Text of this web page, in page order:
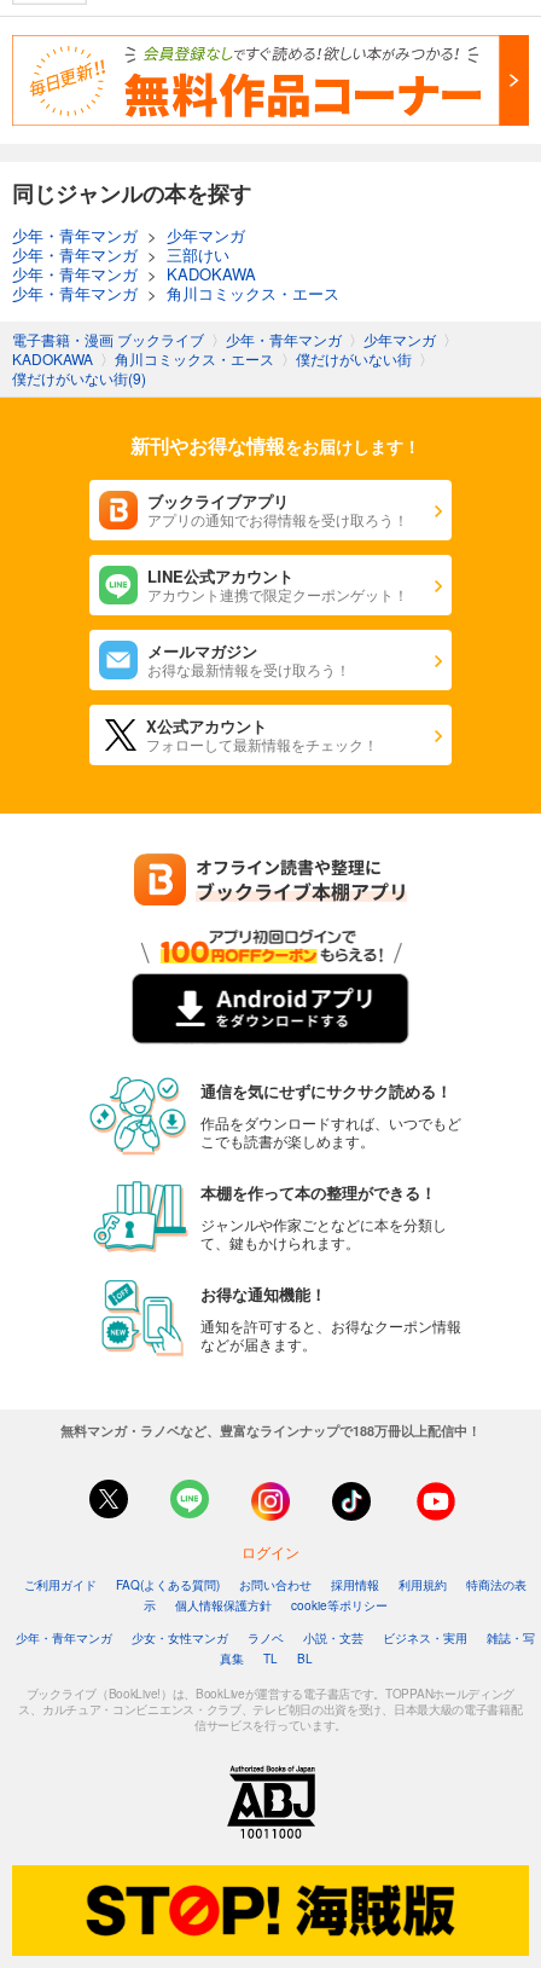
同じジャンルの本を探す
少年・青年マンガ> 少年マンガ
少年・青年マンガ> 三部けい
少年・青年マンガ> KADOKAWA
少年・青年マンガ> 角川コミックス・エース
電子書籍・漫画 ブックライブ 〉 少年・青年マンガ 〉 少年マンガ 〉
KADOKAWA 〉 角川コミックス・エース 〉 僕だけがいない街 〉
僕だけがいない街(9)
新刊やお得な情報をお届けします！
ブックライブアプリ
アプリの通知でお得情報を受け取ろう！
LINE公式アカウント
アカウント連携で限定クーポンゲット！
メールマガジン
お得な最新情報を受け取ろう！
X公式アカウント
フォローして最新情報をチェック！
通信を気にせずにサクサク読める！
作品をダウンロードすれば、いつでもど
こでも読書が楽しめます。
本棚を作って本の整理ができる！
ジャンルや作家ごとなどに本を分類し
て、鍵もかけられます。
お得な通知機能！
通知を許可すると、お得なクーポン情報
などが届きます。
無料マンガ・ラノベなど、豊富なラインナップで188万冊以上配信中！
ログイン
ご利用ガイド FAQ(よくある質問) お問い合わせ 採用情報 利用規約
特商法の表
示
個人情報保護方針
cookie等ポリシー
少年・青年マンガ
少女・女性マンガ ラノベ 小説・文芸 ビジネス・実用
雑誌・写
真集
TL BL
ブックライブ（BookLive!）は、BookLiveが運営する電子書店です。TOPPANホールディング
ス、カルチュア・コンビニエンス・クラブ、テレビ朝日の出資を受け、日本最大級の電子書籍配
信サービスを行っています。